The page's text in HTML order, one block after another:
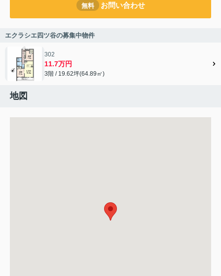
無料 お問い合わせ
エクラシエ四ツ谷の募集中物件
302
11.7万円
3階 / 19.62坪(64.89㎡)
地図